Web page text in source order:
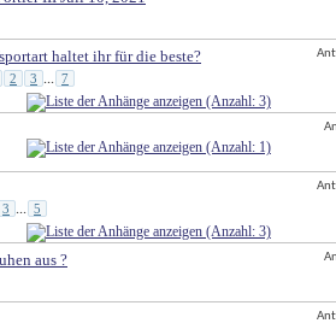
haltet ihr für die beste?
2 3 ... 7
3 ... 5
aus ?